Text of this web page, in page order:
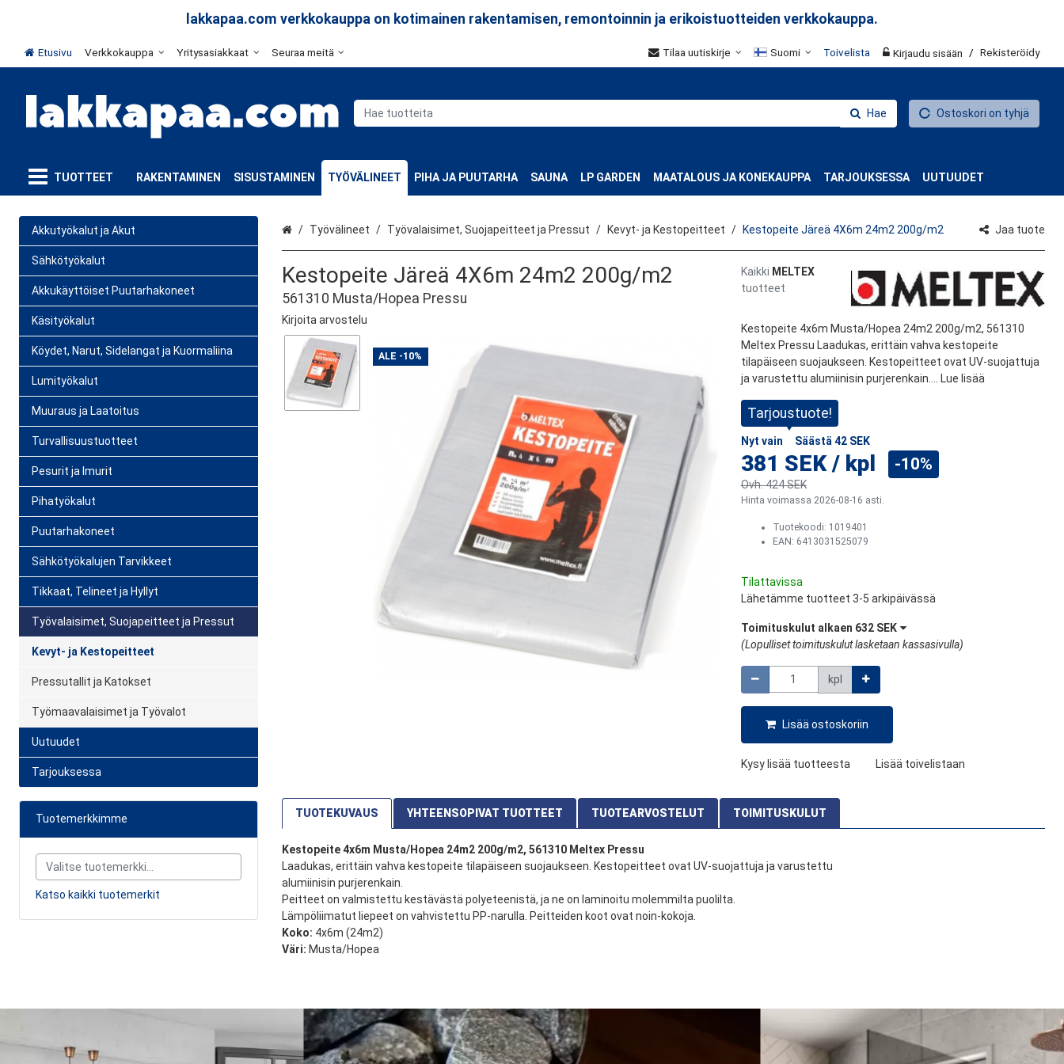
lakkapaa.com verkkokauppa on kotimainen rakentamisen, remontoinnin ja erikoistuotteiden verkkokauppa.
Etusivu Verkkokauppa Yritysasiakkaat Seuraa meitä Tilaa uutiskirje Suomi Toivelista Kirjaudu sisään / Rekisteröidy
Hae Ostoskori on tyhjä
TUOTTEET RAKENTAMINEN SISUSTAMINEN TYÖVÄLINEET PIHA JA PUUTARHA SAUNA LP GARDEN MAATALOUS JA KONEKAUPPA TARJOUKSESSA UUTUUDET
Akkutyökalut ja Akut
Sähkötyökalut
Akkukäyttöiset Puutarhakoneet
Käsityökalut
Köydet, Narut, Sidelangat ja Kuormaliina
Lumityökalut
Muuraus ja Laatoitus
Turvallisuustuotteet
Pesurit ja Imurit
Pihatyökalut
Puutarhakoneet
Sähkötyökalujen Tarvikkeet
Tikkaat, Telineet ja Hyllyt
Työvalaisimet, Suojapeitteet ja Pressut
Kevyt- ja Kestopeitteet
Pressutallit ja Katokset
Työmaavalaisimet ja Työvalot
Uutuudet
Tarjouksessa
Tuotemerkkimme
Katso kaikki tuotemerkit
Jaa tuote
EtusivuTyövälineet Työvalaisimet, Suojapeitteet ja Pressut Kevyt- ja Kestopeitteet Kestopeite Järeä 4X6m 24m2 200g/m2
Kestopeite Järeä 4X6m 24m2 200g/m2
561310 Musta/Hopea Pressu
Kirjoita arvostelu
ALE -10%
Kaikki MELTEX
tuotteet
Kestopeite 4x6m Musta/Hopea 24m2 200g/m2, 561310
Meltex Pressu Laadukas, erittäin vahva kestopeite
tilapäiseen suojaukseen. Kestopeitteet ovat UV-suojattuja
ja varustettu alumiinisin purjerenkain.... Lue lisää
Tarjoustuote!
Nyt vain Säästä 42 SEK
381 SEK / kpl
Ovh.424 SEK
-10%
Hinta voimassa 2026-08-16 asti.
Tuotekoodi: 1019401
EAN: 6413031525079
Tilattavissa
Lähetämme tuotteet 3-5 arkipäivässä
Toimituskulut alkaen 632 SEK
(Lopulliset toimituskulut lasketaan kassasivulla)
Määrä
kpl
Lisää ostoskoriin
Kysy lisää tuotteesta Lisää toivelistaan
TUOTEKUVAUS YHTEENSOPIVAT TUOTTEET TUOTEARVOSTELUT TOIMITUSKULUT
Kestopeite 4x6m Musta/Hopea 24m2 200g/m2, 561310 Meltex Pressu
Laadukas, erittäin vahva kestopeite tilapäiseen suojaukseen. Kestopeitteet ovat UV-suojattuja ja varustettu
alumiinisin purjerenkain.
Peitteet on valmistettu kestävästä polyeteenistä, ja ne on laminoitu molemmilta puolilta.
Lämpöliimatut liepeet on vahvistettu PP-narulla. Peitteiden koot ovat noin-kokoja.
Koko: 4x6m (24m2)
Väri: Musta/Hopea
Oletko ostanut tämän tuotteen?
Tuotearviointi 1 tähti 5 tähdestä
2 tähteä 5 tähdestä
3 tähteä 5 tähdestä
4 tähteä 5 tähdestä
5 tähteä 5 tähdestä
Palvelu/toimitus
1 tähti 5 tähdestä
2 tähteä 5 tähdestä
3 tähteä 5 tähdestä
4 tähteä 5 tähdestä
5 tähteä 5 tähdestä
Lopulliset toimituskulut lasketaan kassasivulla
Valinnaiset palvelut:Kuljetusyrityksen
järjestämä kuorman koneellinen purku, puretaan
Valinnaiset palvelut:Kuljetusyrityksen
järjestämä kuorman koneellinen purku, puretaan